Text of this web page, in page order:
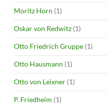
Moritz Horn (1)
Oskar von Redwitz (1)
Otto Friedrich Gruppe (1)
Otto Hausmann (1)
Otto von Leixner (1)
P. Friedheim (1)